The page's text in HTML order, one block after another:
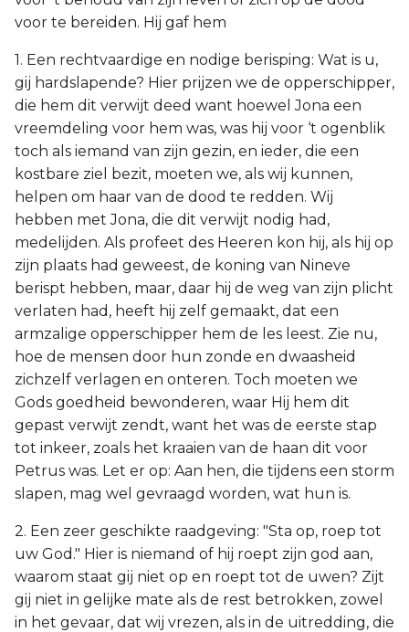
voor te bereiden. Hij gaf hem
1. Een rechtvaardige en nodige berisping: Wat is u,
gij hardslapende? Hier prijzen we de opperschipper,
die hem dit verwijt deed want hoewel Jona een
vreemdeling voor hem was, was hij voor ‘t ogenblik
toch als iemand van zijn gezin, en ieder, die een
kostbare ziel bezit, moeten we, als wij kunnen,
helpen om haar van de dood te redden. Wij
hebben met Jona, die dit verwijt nodig had,
medelijden. Als profeet des Heeren kon hij, als hij op
zijn plaats had geweest, de koning van Nineve
berispt hebben, maar, daar hij de weg van zijn plicht
verlaten had, heeft hij zelf gemaakt, dat een
armzalige opperschipper hem de les leest. Zie nu,
hoe de mensen door hun zonde en dwaasheid
zichzelf verlagen en onteren. Toch moeten we
Gods goedheid bewonderen, waar Hij hem dit
gepast verwijt zendt, want het was de eerste stap
tot inkeer, zoals het kraaien van de haan dit voor
Petrus was. Let er op: Aan hen, die tijdens een storm
slapen, mag wel gevraagd worden, wat hun is.
2. Een zeer geschikte raadgeving: "Sta op, roep tot
uw God." Hier is niemand of hij roept zijn god aan,
waarom staat gij niet op en roept tot de uwen? Zijt
gij niet in gelijke mate als de rest betrokken, zowel
in het gevaar, dat wij vrezen, als in de uitredding, die